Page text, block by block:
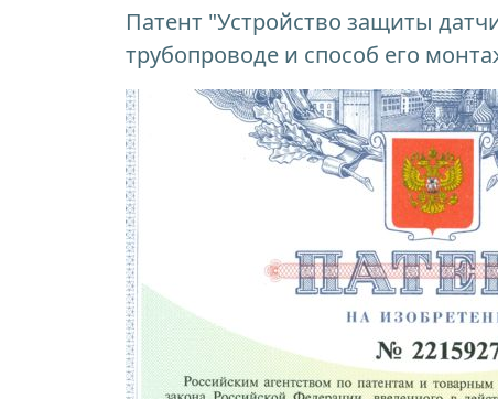
Патент "Устройство защиты
трубопроводе и способ его